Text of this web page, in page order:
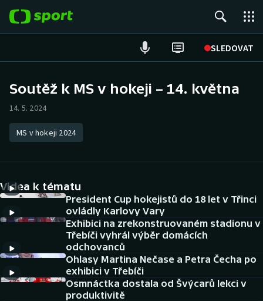
SLEDOVAT
ME v plavání
Fotbal
Hokej
Tenis
DALŠÍ SPORTY
Americký fotbal
NEPŘEHLÉDNĚTE
Soutěž k MS v hokeji – 14. května
14. 5. 2024
MS v hokeji 2024
Videa k tématu
President Cup hokejistů do 18 let v Třinci
ovládly Karlovy Vary
Exhibici na zrekonstruovaném stadionu v
Třebíči vyhrál výběr domácích
odchovanců
Ohlasy Martina Nečase a Petra Čecha po
exhibici v Třebíči
Osmnáctka dostala od Švýcarů lekci v
produktivitě